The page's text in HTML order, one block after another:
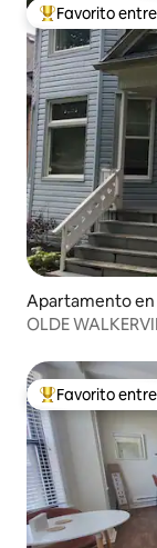
Favorito entre
Favorito
Apartamento
OLDE
Favorito entre
Favorito